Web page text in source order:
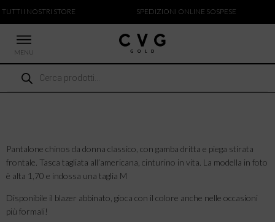
I NOSTRI STORE SPEDIZIONI ONLINE SOSPESE
MENU
Ricerca
prodotti
ARRIVI
Pantalone chinos da donna classico, con gamba dritta e piega stirata
frontale. Tasca tagliata all’americana, cinturino in vita. La modella in foto
è alta 1,70 e indossa una taglia M
Disponibile il blazer abbinato, gioca con il colore anche nelle occasioni
più formali!